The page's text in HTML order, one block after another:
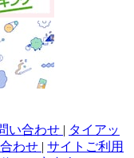
い合わせ | タイアッ
わせ | サイトご利用